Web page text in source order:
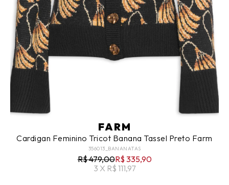
FARM
Cardigan Feminino Tricot Banana Tassel Preto Farm
356013_BANANATAS
R$ 479,00R$ 335,90
3 X R$ 111,97